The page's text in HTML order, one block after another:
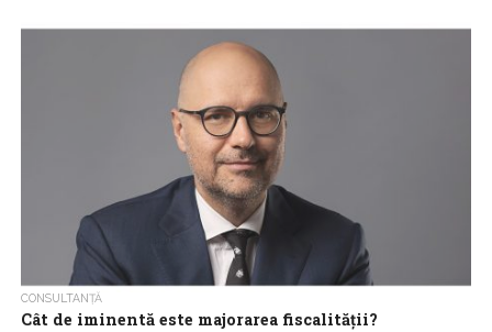
Consumatorii își doresc să cumpere alimente care să
corespundă cu valorile lor în materie de sănătate, confort și
sustenabilitate, dar creșterea prețurilor...
CONSULTANȚĂ
Cât de iminentă este majorarea fiscalității?